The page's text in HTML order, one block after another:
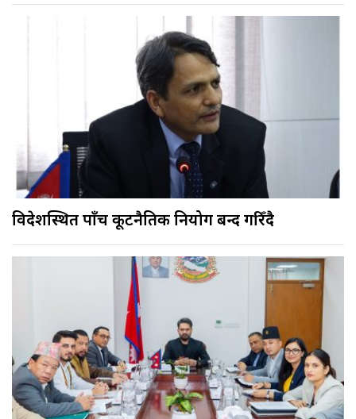
विदेशस्थित पाँच कूटनैतिक नियोग बन्द गरिँदै